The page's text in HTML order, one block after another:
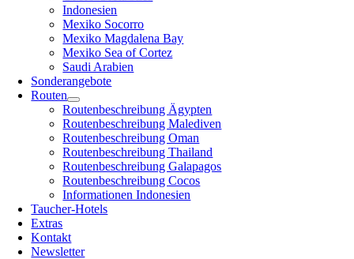
Indonesien
Mexiko Socorro
Mexiko Magdalena Bay
Mexiko Sea of Cortez
Saudi Arabien
Sonderangebote
Routen
Routenbeschreibung Ägypten
Routenbeschreibung Malediven
Routenbeschreibung Oman
Routenbeschreibung Thailand
Routenbeschreibung Galapagos
Routenbeschreibung Cocos
Informationen Indonesien
Taucher-Hotels
Extras
Kontakt
Newsletter